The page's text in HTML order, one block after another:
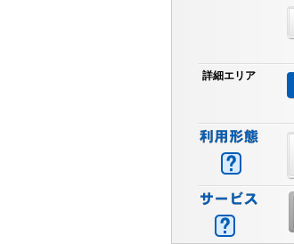
詳細エリア